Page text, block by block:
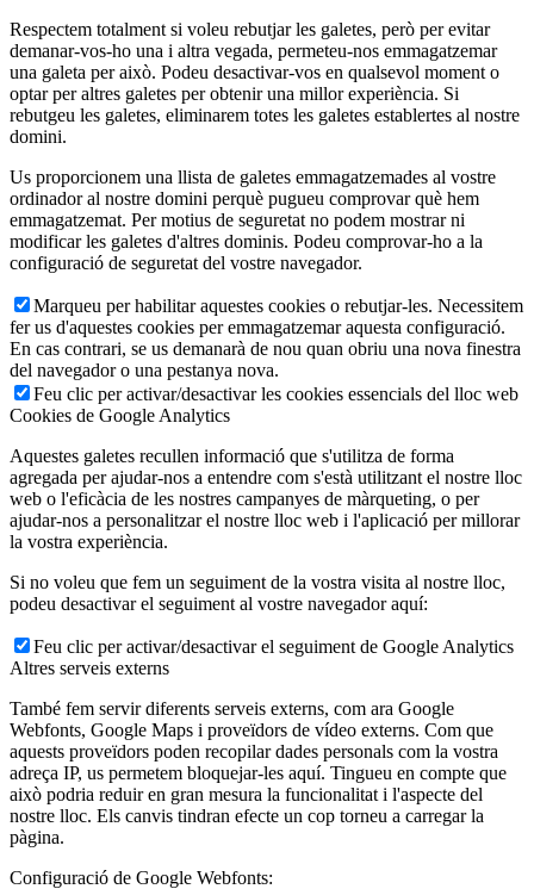
Respectem totalment si voleu rebutjar les galetes, però per evitar
demanar-vos-ho una i altra vegada, permeteu-nos emmagatzemar
una galeta per això. Podeu desactivar-vos en qualsevol moment o
optar per altres galetes per obtenir una millor experiència. Si
rebutgeu les galetes, eliminarem totes les galetes establertes al nostre
domini.
Us proporcionem una llista de galetes emmagatzemades al vostre
ordinador al nostre domini perquè pugueu comprovar què hem
emmagatzemat. Per motius de seguretat no podem mostrar ni
modificar les galetes d'altres dominis. Podeu comprovar-ho a la
configuració de seguretat del vostre navegador.
Marqueu per habilitar aquestes cookies o rebutjar-les. Necessitem
fer us d'aquestes cookies per emmagatzemar aquesta configuració.
En cas contrari, se us demanarà de nou quan obriu una nova finestra
del navegador o una pestanya nova.
Feu clic per activar/desactivar les cookies essencials del lloc web
Cookies de Google Analytics
Aquestes galetes recullen informació que s'utilitza de forma
agregada per ajudar-nos a entendre com s'està utilitzant el nostre lloc
web o l'eficàcia de les nostres campanyes de màrqueting, o per
ajudar-nos a personalitzar el nostre lloc web i l'aplicació per millorar
la vostra experiència.
Si no voleu que fem un seguiment de la vostra visita al nostre lloc,
podeu desactivar el seguiment al vostre navegador aquí:
Feu clic per activar/desactivar el seguiment de Google Analytics
Altres serveis externs
També fem servir diferents serveis externs, com ara Google
Webfonts, Google Maps i proveïdors de vídeo externs. Com que
aquests proveïdors poden recopilar dades personals com la vostra
adreça IP, us permetem bloquejar-les aquí. Tingueu en compte que
això podria reduir en gran mesura la funcionalitat i l'aspecte del
nostre lloc. Els canvis tindran efecte un cop torneu a carregar la
pàgina.
Configuració de Google Webfonts: